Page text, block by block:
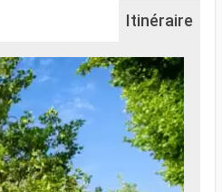
Itinéraire